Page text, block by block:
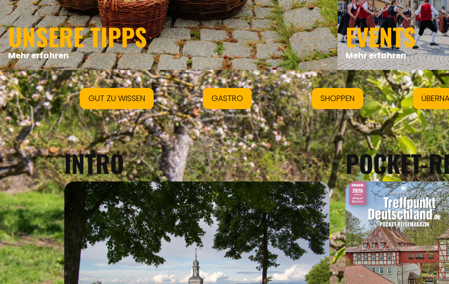
UNSERE TIPPS
Mehr erfahren
EVENTS
Mehr erfahren
GUT ZU WISSEN GASTRO SHOPPEN
INTRO POCKET-